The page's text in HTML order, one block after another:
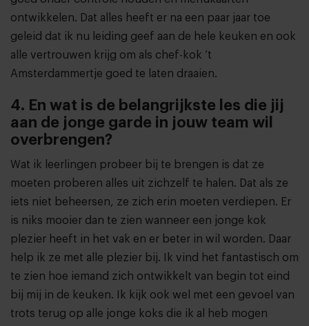
ontwikkelen. Dat alles heeft er na een paar jaar toe
geleid dat ik nu leiding geef aan de hele keuken en ook
alle vertrouwen krijg om als chef-kok ‘t
Amsterdammertje goed te laten draaien.
4. En wat is de belangrijkste les die jij
aan de jonge garde in jouw team wil
overbrengen?
Wat ik leerlingen probeer bij te brengen is dat ze
moeten proberen alles uit zichzelf te halen. Dat als ze
iets niet beheersen, ze zich erin moeten verdiepen. Er
is niks mooier dan te zien wanneer een jonge kok
plezier heeft in het vak en er beter in wil worden. Daar
help ik ze met alle plezier bij. Ik vind het fantastisch om
te zien hoe iemand zich ontwikkelt van begin tot eind
bij mij in de keuken. Ik kijk ook wel met een gevoel van
trots terug op alle jonge koks die ik al heb mogen